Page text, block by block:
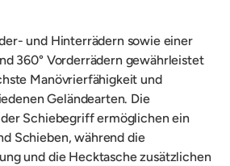
und Hinterrädern sowie einer
360° Vorderrädern gewährleistet
Manövrierfähigkeit und
Geländearten. Die
Schiebegriff ermöglichen ein
Schieben, während die
und die Hecktasche zusätzlichen